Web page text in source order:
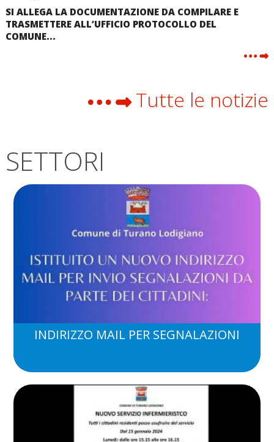
SI ALLEGA LA DOCUMENTAZIONE DA COMPILARE E
TRASMETTERE ALL’UFFICIO PROTOCOLLO DEL
COMUNE...
Tutte le notizie
SETTORI
INDIRIZZO MAIL PER SEGNALAZIONI